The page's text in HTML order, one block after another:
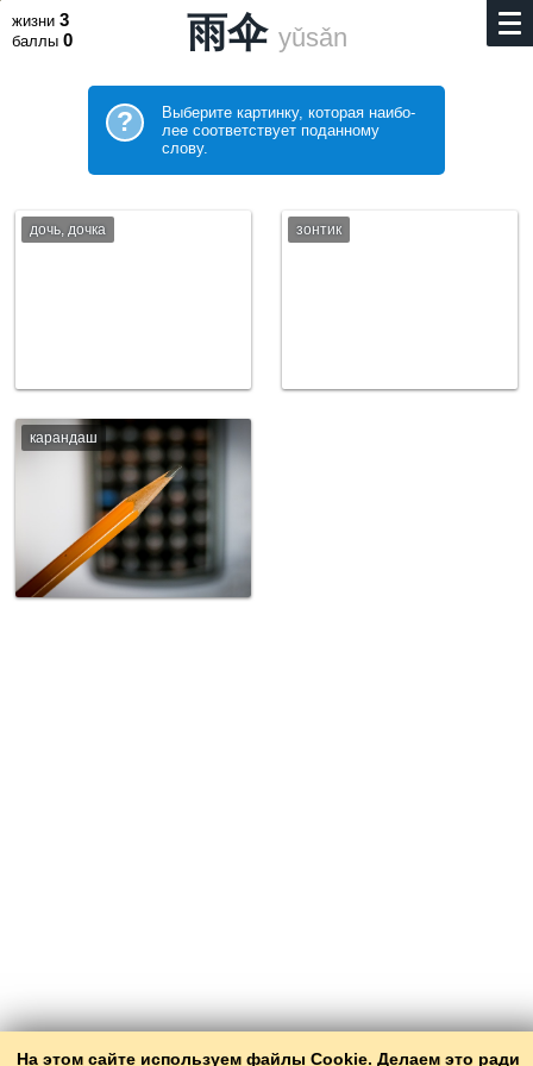
На этом сайте используем файлы Cookie. Делаем это ради
жизни 3
баллы 0 雨伞 yǔsǎn
?
Выберите картинку, которая наибо­
лее соответствует поданному
слову.
дочь, дочка зонтик
карандаш